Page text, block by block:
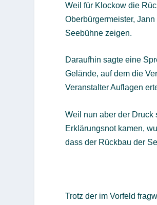
Weil für Klockow die
Oberbürgermeister,
Seebühne zeigen.
Daraufhin sagte eine
Gelände, auf dem die
Veranstalter Auflagen
Weil nun aber der Druck
Erklärungsnot kamen,
dass der Rückbau der
Trotz der im Vorfeld